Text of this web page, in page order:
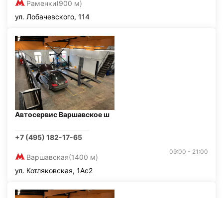
Раменки(900 м)
ул. Лобачевского, 114
Автосервис Варшавское ш
+7 (495) 182-17-65
Варшавская(1400 м)
09:00 - 21:00
ул. Котляковская, 1Ас2